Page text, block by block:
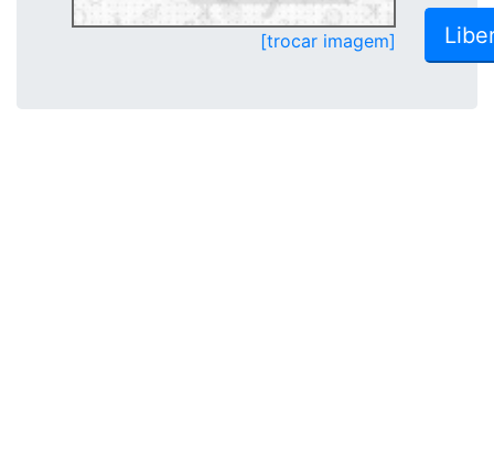
[trocar imagem]